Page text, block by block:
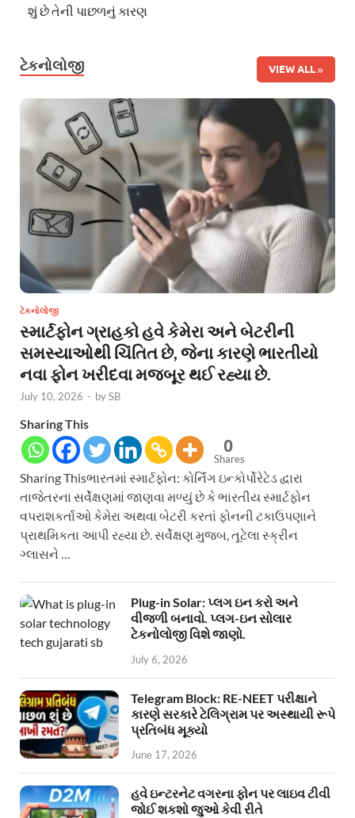
શું છે તેની પાછળનું કારણ
ટેકનોલોજી VIEW ALL
ટેકનોલોજી
સ્માર્ટફોન ગ્રાહકો હવે કેમેરા અને બેટરીની
સમસ્યાઓથી ચિંતિત છે, જેના કારણે ભારતીયો
નવા ફોન ખરીદવા મજબૂર થઈ રહ્યા છે.
July 10, 2026 - bySB
Sharing This
0
Shares
Sharing Thisભારતમાં સ્માર્ટફોન: કોર્નિંગ ઇન્કોર્પોરેટેડ દ્વારા
તાજેતરના સર્વેક્ષણમાં જાણવા મળ્યું છે કે ભારતીય સ્માર્ટફોન
વપરાશકર્તાઓ કેમેરા અથવા બેટરી કરતાં ફોનની ટકાઉપણાને
પ્રાથમિકતા આપી રહ્યા છે. સર્વેક્ષણ મુજબ, તૂટેલા સ્ક્રીન
ગ્લાસને …
Plug-in Solar: પ્લગ ઇન કરો અને
વીજળી બનાવો. પ્લગ-ઇન સોલાર
ટેકનોલોજી વિશે જાણો.
July 6, 2026
Telegram Block: RE-NEET પરીક્ષાને
કારણે સરકારે ટેલિગ્રામ પર અસ્થાયી રૂપે
પ્રતિબંધ મૂક્યો
June 17, 2026
હવે ઇન્ટરનેટ વગરના ફોન પર લાઇવ ટીવી
જોઈ શકશો જુઓ કેવી રીતે